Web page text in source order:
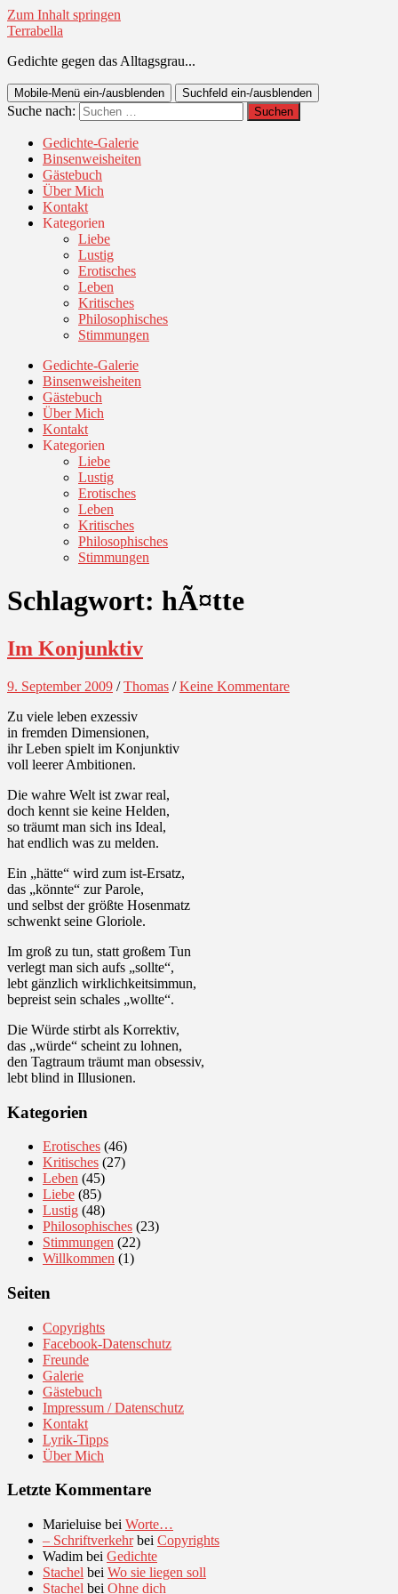
Zum Inhalt springen
Terrabella
Gedichte gegen das Alltagsgrau...
Mobile-Menü ein-/ausblenden Suchfeld ein-/ausblenden
Suche nach:
Gedichte-Galerie
Binsenweisheiten
Gästebuch
Über Mich
Kontakt
Kategorien
Liebe
Lustig
Erotisches
Leben
Kritisches
Philosophisches
Stimmungen
Gedichte-Galerie
Binsenweisheiten
Gästebuch
Über Mich
Kontakt
Kategorien
Liebe
Lustig
Erotisches
Leben
Kritisches
Philosophisches
Stimmungen
Schlagwort: hÃ¤tte
Im Konjunktiv
9. September 2009 /Thomas /Keine Kommentare
Zu viele leben exzessiv
in fremden Dimensionen,
ihr Leben spielt im Konjunktiv
voll leerer Ambitionen.
Die wahre Welt ist zwar real,
doch kennt sie keine Helden,
so träumt man sich ins Ideal,
hat endlich was zu melden.
Ein „hätte“ wird zum ist-Ersatz,
das „könnte“ zur Parole,
und selbst der größte Hosenmatz
schwenkt seine Gloriole.
Im groß zu tun, statt großem Tun
verlegt man sich aufs „sollte“,
lebt gänzlich wirklichkeitsimmun,
bepreist sein schales „wollte“.
Die Würde stirbt als Korrektiv,
das „würde“ scheint zu lohnen,
den Tagtraum träumt man obsessiv,
lebt blind in Illusionen.
Kategorien
Erotisches (46)
Kritisches (27)
Leben (45)
Liebe (85)
Lustig (48)
Philosophisches (23)
Stimmungen (22)
Willkommen (1)
Seiten
Copyrights
Facebook-Datenschutz
Freunde
Galerie
Gästebuch
Impressum / Datenschutz
Kontakt
Lyrik-Tipps
Über Mich
Letzte Kommentare
Marieluise bei Worte…
– Schriftverkehrbei Copyrights
Wadim bei Gedichte
Stachel bei Wo sie liegen soll
Stachel bei Ohne dich